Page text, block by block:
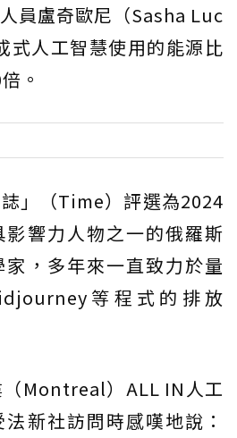
員盧奇歐尼（Sasha Luc
人工智慧使用的能源比
。
」（Time）評選為2024
響力人物之一的俄羅斯
，多年來一直致力於量
等程式的排放
Montreal）ALL IN人工
新社訪問時感嘆地說：